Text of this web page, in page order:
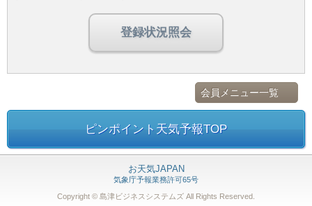
登録状況照会
会員メニュー一覧
ピンポイント天気予報TOP
お天気JAPAN
気象庁予報業務許可65号
Copyright © 島津ビジネスシステムズ All Rights Reserved.